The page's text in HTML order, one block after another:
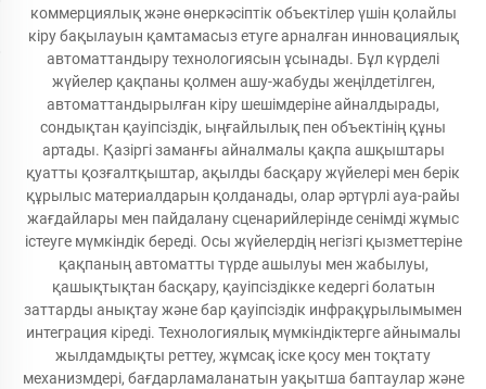
коммерциялық және өнеркәсіптік объектілер үшін қолайлы
кіру бақылауын қамтамасыз етуге арналған инновациялық
автоматтандыру технологиясын ұсынады. Бұл күрделі
жүйелер қақпаны қолмен ашу-жабуды жеңілдетілген,
автоматтандырылған кіру шешімдеріне айналдырады,
сондықтан қауіпсіздік, ыңғайлылық пен объектінің құны
артады. Қазіргі заманғы айналмалы қақпа ашқыштары
қуатты қозғалтқыштар, ақылды басқару жүйелері мен берік
құрылыс материалдарын қолданады, олар әртүрлі ауа-райы
жағдайлары мен пайдалану сценарийлерінде сенімді жұмыс
істеуге мүмкіндік береді. Осы жүйелердің негізгі қызметтеріне
қақпаның автоматты түрде ашылуы мен жабылуы,
қашықтықтан басқару, қауіпсіздікке кедергі болатын
заттарды анықтау және бар қауіпсіздік инфрақұрылымымен
интеграция кіреді. Технологиялық мүмкіндіктерге айнымалы
жылдамдықты реттеу, жұмсақ іске қосу мен тоқтату
механизмдері, бағдарламаланатын уақытша баптаулар және